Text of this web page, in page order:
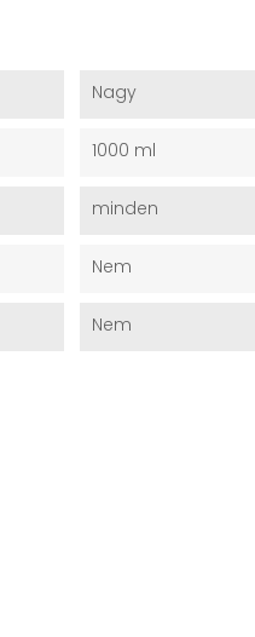
Nagy
1000 ml
minden
Nem
Nem